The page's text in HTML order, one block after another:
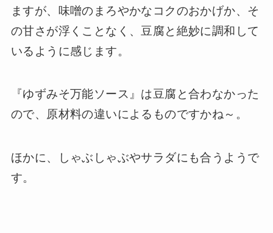
ますが、味噌のまろやかなコクのおかげか、そ
の甘さが浮くことなく、豆腐と絶妙に調和して
いるように感じます。
『ゆずみそ万能ソース』は豆腐と合わなかった
ので、原材料の違いによるものですかね～。
ほかに、しゃぶしゃぶやサラダにも合うようで
す。